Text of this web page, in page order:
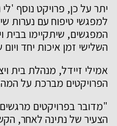
יתר על כן, פרויקט נוסף
למפגשי טיפוח עם נערות
המפגשים, שיתקיימו בבית
השלישי זמן איכות יחד ויום
אמילי זיידל, מנהלת בית
הפרויקטים מברכת על
"מדובר בפרויקטים
הצעיר של נתינה לאחר,